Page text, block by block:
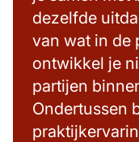
dezelfde
van wat in de
ontwikkel je
partijen
Ondertussen